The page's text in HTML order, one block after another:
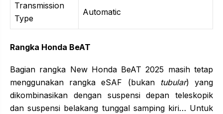
Transmission
Type
Automatic
Rangka Honda BeAT
Bagian rangka New Honda BeAT 2025 masih tetap
menggunakan rangka eSAF (bukan
tubular) yang
dikombinasikan dengan suspensi depan teleskopik
dan suspensi belakang tunggal samping kiri… Untuk